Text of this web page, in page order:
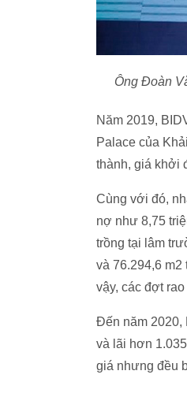
Ông Đoàn
Năm 2019,
Palace của
thành, giá khởi
Cùng với đó,
nợ như 8,75
trồng tại lâm
và 76.294,6 m2
vậy, các đợt
Đến năm 2020,
và lãi hơn
giá nhưng đều